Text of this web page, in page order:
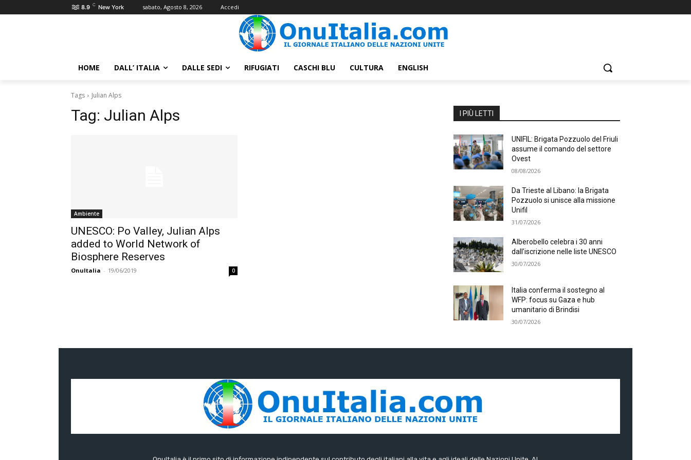
8.9 C New York sabato, Agosto 8, 2026 Accedi
HOME DALL’ ITALIA DALLE SEDI RIFUGIATI CASCHI BLU CULTURA ENGLISH
Tags Julian Alps
Tag: Julian Alps
Ambiente
UNESCO: Po Valley, Julian Alps
added to World Network of
Biosphere Reserves
OnuItalia - 19/06/2019 0
I PIÙ LETTI
UNIFIL: Brigata Pozzuolo del Friuli
assume il comando del settore
Ovest
08/08/2026
Da Trieste al Libano: la Brigata
Pozzuolo si unisce alla missione
Unifil
31/07/2026
Alberobello celebra i 30 anni
dall’iscrizione nelle liste UNESCO
30/07/2026
Italia conferma il sostegno al
WFP: focus su Gaza e hub
umanitario di Brindisi
30/07/2026